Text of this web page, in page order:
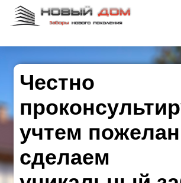
Честно
учтем
сделаем